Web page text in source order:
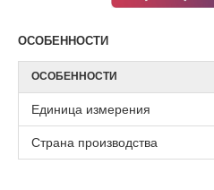
ОСОБЕННОСТИ
ОСОБЕННОСТИ
Единица измерения
Страна производства